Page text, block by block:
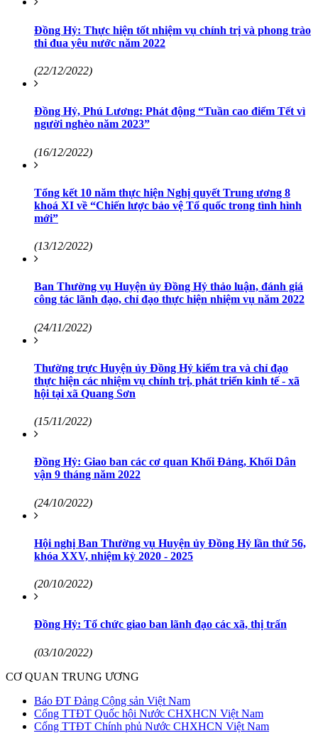
Đồng Hỷ: Thực hiện tốt nhiệm vụ chính trị và phong trào
thi đua yêu nước năm 2022
(22/12/2022)
Đồng Hỷ, Phú Lương: Phát động “Tuần cao điểm Tết vì
người nghèo năm 2023”
(16/12/2022)
Tổng kết 10 năm thực hiện Nghị quyết Trung ương 8
khoá XI về “Chiến lược bảo vệ Tổ quốc trong tình hình
mới”
(13/12/2022)
Ban Thường vụ Huyện ủy Đồng Hỷ thảo luận, đánh giá
công tác lãnh đạo, chỉ đạo thực hiện nhiệm vụ năm 2022
(24/11/2022)
Thường trực Huyện ủy Đồng Hỷ kiểm tra và chỉ đạo
thực hiện các nhiệm vụ chính trị, phát triển kinh tế - xã
hội tại xã Quang Sơn
(15/11/2022)
Đồng Hỷ: Giao ban các cơ quan Khối Đảng, Khối Dân
vận 9 tháng năm 2022
(24/10/2022)
Hội nghị Ban Thường vụ Huyện ủy Đồng Hỷ lần thứ 56,
khóa XXV, nhiệm kỳ 2020 - 2025
(20/10/2022)
Đồng Hỷ: Tổ chức giao ban lãnh đạo các xã, thị trấn
(03/10/2022)
CƠ QUAN TRUNG ƯƠNG
Báo ĐT Đảng Cộng sản Việt Nam
Cổng TTĐT Quốc hội Nước CHXHCN Việt Nam
Cổng TTĐT Chính phủ Nước CHXHCN Việt Nam